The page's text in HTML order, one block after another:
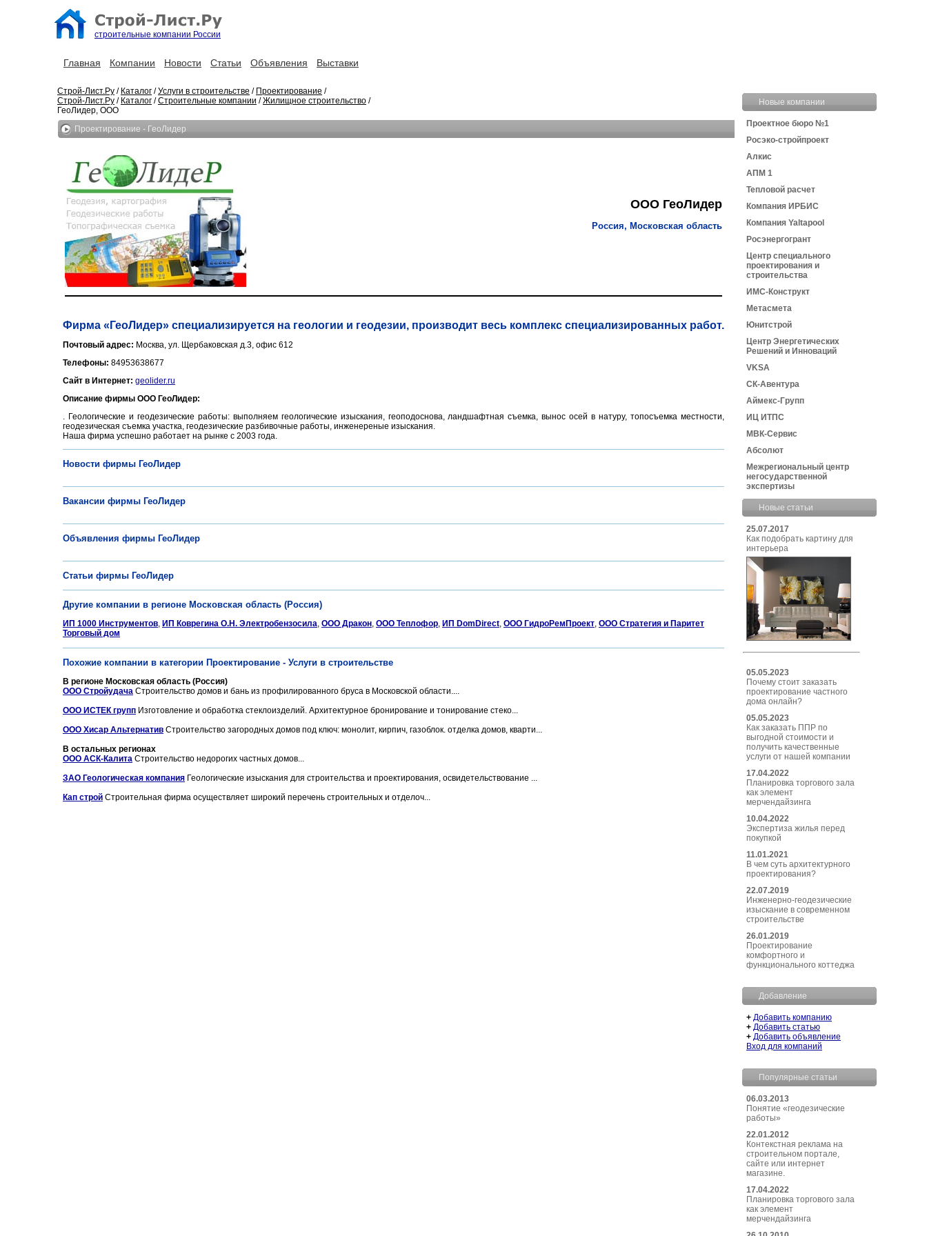
строительные компании России
Главная Компании Новости Статьи Объявления Выставки
Строй-Лист.Ру / Каталог /Услуги в строительстве / Проектирование /
Строй-Лист.Ру / Каталог /Строительные компании /Жилищное строительство /
ГеоЛидер, ООО
Проектирование - ГеоЛидер
ООО ГеоЛидер
Россия, Московская область
Фирма «ГеоЛидер» специализируется на геологии и геодезии, производит весь комплекс специализированных работ.
Почтовый адрес: Москва, ул. Щербаковская д.3, офис 612
Телефоны: 84953638677
Сайт в Интернет: geolider.ru
Описание фирмы ООО ГеоЛидер:
. Геологические и геодезические работы: выполняем геологические изыскания, геоподоснова, ландшафтная съемка, вынос осей в натуру, топосъемка местности,
геодезическая съемка участка, геодезические разбивочные работы, инженереные изыскания.
Наша фирма успешно работает на рынке с 2003 года.
Новости фирмы ГеоЛидер
Вакансии фирмы ГеоЛидер
Объявления фирмы ГеоЛидер
Статьи фирмы ГеоЛидер
Другие компании в регионе Московская область (Россия)
ИП 1000 Инструментов, ИП Коврегина О.Н. Электробензосила, ООО Дракон, ООО Теплофор, ИП DomDirect, ООО ГидроРемПроект, ООО Стратегия и Паритет
Торговый дом
Похожие компании в категории Проектирование - Услуги в строительстве
В регионе Московская область (Россия)
ООО Стройудача Строительство домов и бань из профилированного бруса в Московской области....
ООО ИСТЕК групп Изготовление и обработка стеклоизделий. Архитектурное бронирование и тонирование стеко...
ООО Хисар Альтернатив Строительство загородных домов под ключ: монолит, кирпич, газоблок. отделка домов, кварти...
В остальных регионах
ООО АСК-Калита Строительство недорогих частных домов...
ЗАО Геологическая компания Геологические изыскания для строительства и проектирования, освидетельствование ...
Кап строй Строительная фирма осуществляет широкий перечень строительных и отделоч...
Новые компании
Проектное бюро №1
Росэко-стройпроект
Алкис
АПМ 1
Тепловой расчет
Компания ИРБИС
Компания Yaltapool
Росэнергогрант
Центр специального
проектирования и
строительства
ИМС-Конструкт
Метасмета
Юнитстрой
Центр Энергетических
Решений и Инноваций
VKSA
СК-Авентура
Аймекс-Групп
ИЦ ИТПС
МВК-Сервис
Абсолют
Межрегиональный центр
негосударственной
экспертизы
Новые статьи
25.07.2017
Как подобрать картину для
интерьера
05.05.2023
Почему стоит заказать
проектирование частного
дома онлайн?
05.05.2023
Как заказать ППР по
выгодной стоимости и
получить качественные
услуги от нашей компании
17.04.2022
Планировка торгового зала
как элемент
мерчендайзинга
10.04.2022
Экспертиза жилья перед
покупкой
11.01.2021
В чем суть архитектурного
проектирования?
22.07.2019
Инженерно-геодезические
изыскание в современном
строительстве
26.01.2019
Проектирование
комфортного и
функционального коттеджа
Добавление
+ Добавить компанию
+ Добавить статью
+ Добавить объявление
Вход для компаний
Популярные статьи
06.03.2013
Понятие «геодезические
работы»
22.01.2012
Контекстная реклама на
строительном портале,
сайте или интернет
магазине.
17.04.2022
Планировка торгового зала
как элемент
мерчендайзинга